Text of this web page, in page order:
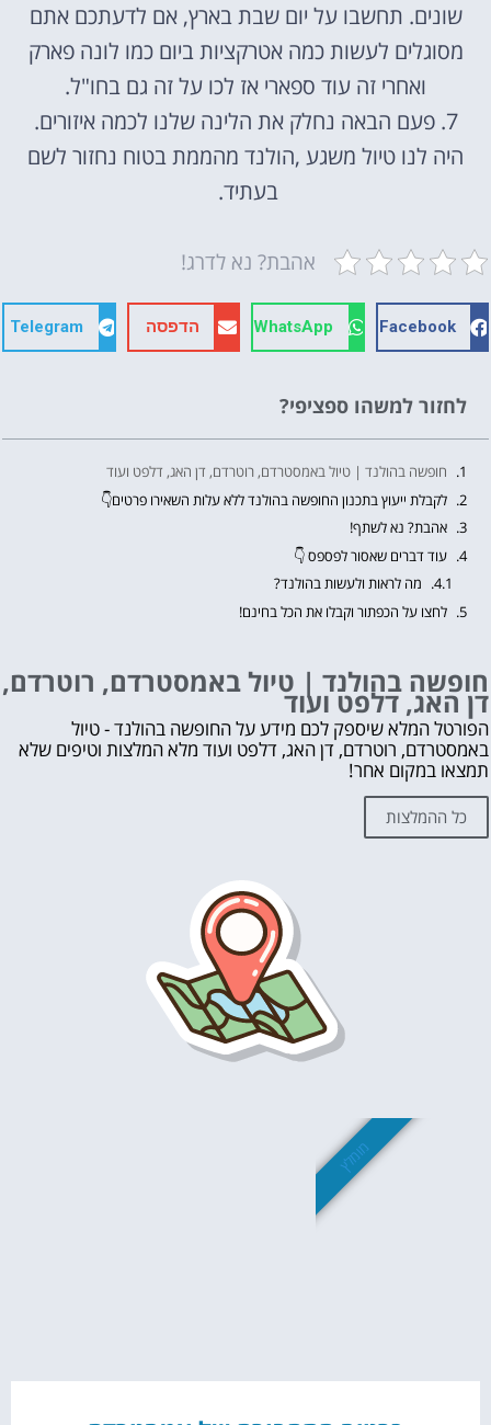
שונים. תחשבו על יום שבת בארץ, אם לדעתכם אתם
מסוגלים לעשות כמה אטרקציות ביום כמו לונה פארק
ואחרי זה עוד ספארי אז לכו על זה גם בחו"ל.
7. פעם הבאה נחלק את הלינה שלנו לכמה איזורים.
היה לנו טיול משגע ,הולנד מהממת בטוח נחזור לשם
בעתיד.
אהבת? נא לדרג!
Facebook
WhatsApp הדפסה Telegram
לחזור למשהו ספציפי?
חופשה בהולנד | טיול באמסטרדם, רוטרדם, דן האג, דלפט ועוד
לקבלת ייעוץ בתכנון החופשה בהולנד ללא עלות השאירו פרטים👇
אהבת? נא לשתף!
עוד דברים שאסור לפספס 👇
מה לראות ולעשות בהולנד?
לחצו על הכפתור וקבלו את הכל בחינם!
חופשה בהולנד | טיול באמסטרדם, רוטרדם,
דן האג, דלפט ועוד
הפורטל המלא שיספק לכם מידע על החופשה בהולנד - טיול
באמסטרדם, רוטרדם, דן האג, דלפט ועוד מלא המלצות וטיפים שלא
תמצאו במקום אחר!
כל ההמלצות
מומלץ